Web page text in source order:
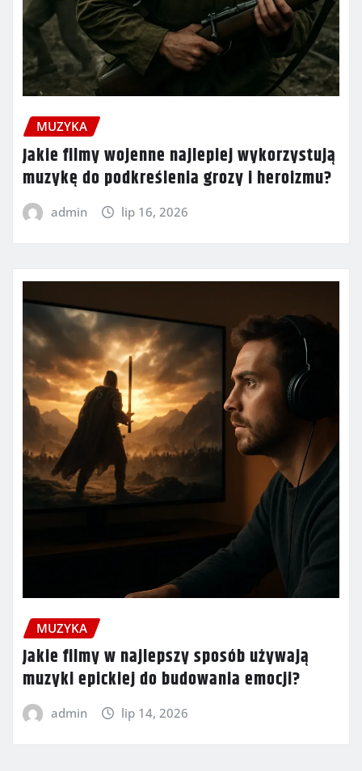
MUZYKA
Jakie filmy wojenne najlepiej wykorzystują
muzykę do podkreślenia grozy i heroizmu?
admin lip 16, 2026
MUZYKA
Jakie filmy w najlepszy sposób używają
muzyki epickiej do budowania emocji?
admin lip 14, 2026